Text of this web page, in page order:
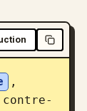
,
contre-